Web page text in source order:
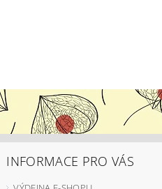
INFORMACE PRO VÁS